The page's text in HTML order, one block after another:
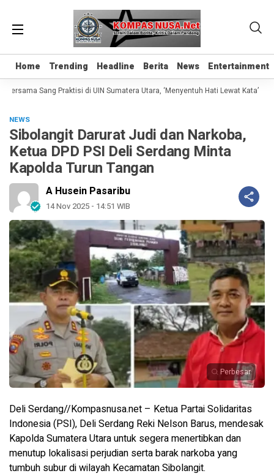
Home Trending Headline Berita News Entertainment
Home Trending Headline Berita News Entertainment
Sang Praktisi di UIN Sumatera Utara, ‘Menyentuh Hati Lewat Kata’
NEWS
Sibolangit Darurat Judi dan Narkoba,
Ketua DPD PSI Deli Serdang Minta
Kapolda Turun Tangan
A Husein Pasaribu
14 Nov 2025 - 14:51 WIB
Perbesar
Deli Serdang//Kompasnusa.net – Ketua Partai Solidaritas
Indonesia (PSI), Deli Serdang Reki Nelson Barus, mendesak
Kapolda Sumatera Utara untuk segera menertibkan dan
menutup lokalisasi perjudian serta barak narkoba yang
tumbuh subur di wilayah Kecamatan Sibolangit.